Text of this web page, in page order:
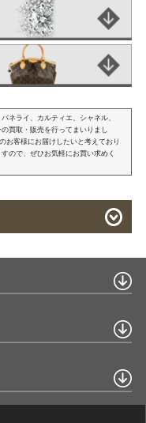
ネライ、カルティエ、シャネル、
買取・販売を行ってまいりまし
お客様にお届けしたいと考えており
ので、ぜひお気軽にお買い求めく